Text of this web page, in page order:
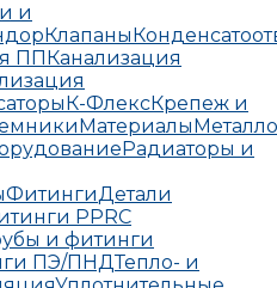
и
Клапаны
ППКанализация
К-ФлексКрепеж и
Материалы
Радиаторы и
ФитингиДетали
PPRC
и фитинги
ПЭ/ПНДТепло- и